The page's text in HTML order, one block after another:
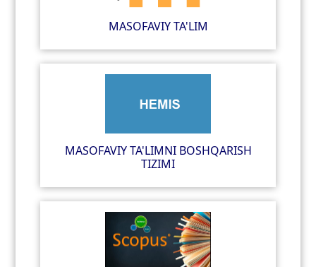
MASOFAVIY TA'LIM
MASOFAVIY TA'LIMNI BOSHQARISH
TIZIMI